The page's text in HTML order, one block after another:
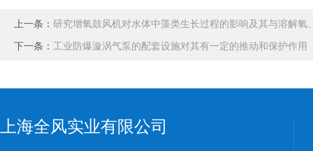
上一条： 研究增氧鼓风机对水体中藻类生长过程的影响及其与溶解氧
下一条： 工业防爆漩涡气泵的配套设施对其有一定的推动和保护作用
上海全风实业有限公司